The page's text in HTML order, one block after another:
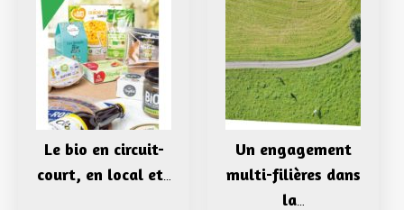
Le bio en circuit-
court, en local et…
Un engagement
multi-filières dans
la…